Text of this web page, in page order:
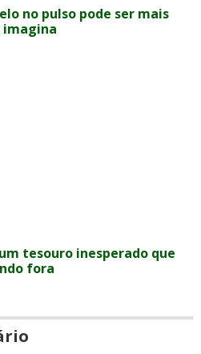
no pulso pode ser mais
imagina
tesouro inesperado que
fora